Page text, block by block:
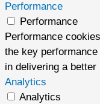
Performance
Performance
Performance
the key
in delivering a
Analytics
Analytics